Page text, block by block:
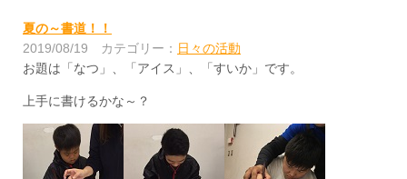
夏の～書道！！
2019/08/19
カテゴリー： 日々の活動
お題は「なつ」、「アイス」、「すいか」です。
上手に書けるかな～？